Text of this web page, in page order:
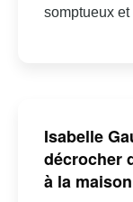
somptueux
Isabelle
décrocher
à la maison